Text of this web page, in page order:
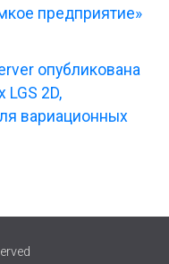
предприятие»
опубликована
2D,
вариационных